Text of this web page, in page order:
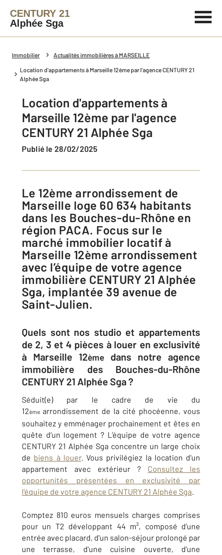
CENTURY 21
Alphée Sga
Immobilier Actualités immobilières à MARSEILLE
Location d'appartements à Marseille 12ème par l'agence CENTURY 21
Alphée Sga
Location d'appartements à
Marseille 12ème par l'agence
CENTURY 21 Alphée Sga
Publié le 28/02/2025
Le 12ème arrondissement de
Marseille loge 60 634 habitants
dans les Bouches-du-Rhône en
région PACA. Focus sur le
marché immobilier locatif à
Marseille 12ème arrondissement
avec l’équipe de votre agence
immobilière CENTURY 21 Alphée
Sga, implantée 39 avenue de
Saint-Julien.
Quels sont nos studio et appartements
de 2, 3 et 4 pièces à louer en exclusivité
à Marseille 12ème dans notre agence
immobilière des Bouches-du-Rhône
CENTURY 21 Alphée Sga ?
Séduit(e) par le cadre de vie du
12ème arrondissement de la cité phocéenne, vous
souhaitez y emménager prochainement et êtes en
quête d’un logement ? L’équipe de votre agence
CENTURY 21 Alphée Sga concentre un large choix
de biens à louer. Vous privilégiez la location d’un
appartement avec extérieur ? Consultez les
opportunités présentées en exclusivité par
l'équipe de votre agence CENTURY 21 Alphée Sga.
Comptez 810 euros mensuels charges comprises
pour un T2 développant 44 m², composé d’une
entrée avec placard, d'un salon-séjour prolongé par
une terrasse, d'une cuisine ouverte, d'une